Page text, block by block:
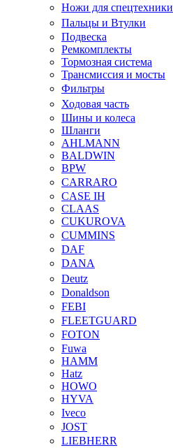
Ножи для спецтехники
Пальцы и Втулки
Подвеска
Ремкомплекты
Тормозная система
Трансмиссия и мосты
Фильтры
Ходовая часть
Шины и колеса
Шланги
AHLMANN
BALDWIN
BPW
CARRARO
CASE IH
CLAAS
CUKUROVA
CUMMINS
DAF
DANA
Deutz
Donaldson
FEBI
FLEETGUARD
FOTON
Fuwa
HAMM
Hatz
HOWO
HYVA
Iveco
JOST
LIEBHERR